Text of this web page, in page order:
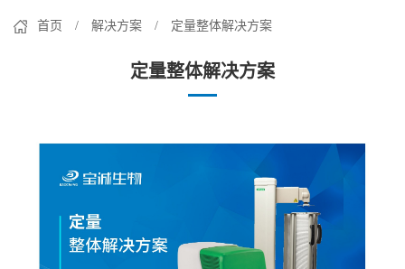
首页 / 解决方案 / 定量整体解决方案
定量整体解决方案